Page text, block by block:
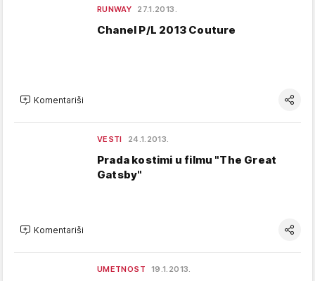
RUNWAY 27.1.2013.
Chanel P/L 2013 Couture
Komentariši
VESTI 24.1.2013.
Prada kostimi u filmu "The Great
Gatsby"
Komentariši
UMETNOST 19.1.2013.